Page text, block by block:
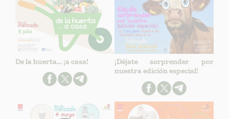
De la huerta… ¡a casa!
¡Déjate sorprender por
nuestra edición especial!